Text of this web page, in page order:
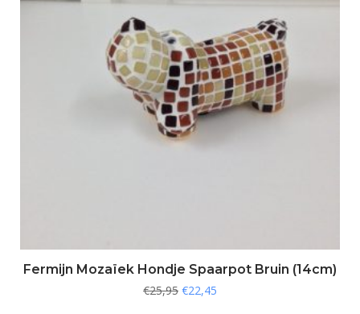
Fermijn Mozaïek Hondje Spaarpot Bruin (14cm)
€25,95 €22,45